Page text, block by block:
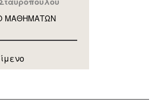
ΜΑΘΗΜAΤΩΝ